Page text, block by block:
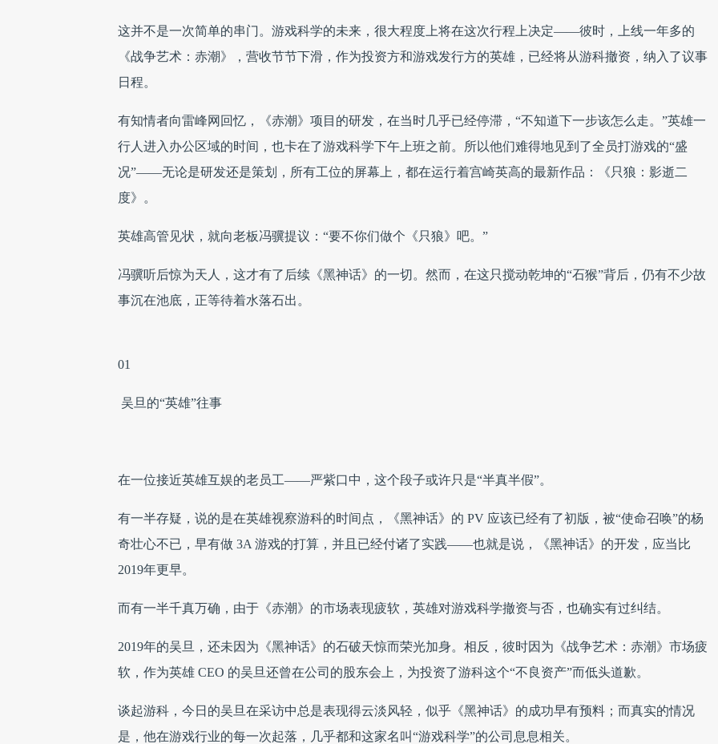
这并不是一次简单的串门。游戏科学的未来，很大程度上将在这次行程上决定——彼时，上线一年多的
《战争艺术：赤潮》，营收节节下滑，作为投资方和游戏发行方的英雄，已经将从游科撤资，纳入了议事
日程。
有知情者向雷峰网回忆，《赤潮》项目的研发，在当时几乎已经停滞，“不知道下一步该怎么走。”英雄一
行人进入办公区域的时间，也卡在了游戏科学下午上班之前。所以他们难得地见到了全员打游戏的“盛
况”——无论是研发还是策划，所有工位的屏幕上，都在运行着宫崎英高的最新作品：《只狼：影逝二
度》。
英雄高管见状，就向老板冯骥提议：“要不你们做个《只狼》吧。”
冯骥听后惊为天人，这才有了后续《黑神话》的一切。然而，在这只搅动乾坤的“石猴”背后，仍有不少故
事沉在池底，正等待着水落石出。
01
吴旦的“英雄”往事
在一位接近英雄互娱的老员工——严紫口中，这个段子或许只是“半真半假”。
有一半存疑，说的是在英雄视察游科的时间点，《黑神话》的 PV 应该已经有了初版，被“使命召唤”的杨
奇壮心不已，早有做 3A 游戏的打算，并且已经付诸了实践——也就是说，《黑神话》的开发，应当比
2019年更早。
而有一半千真万确，由于《赤潮》的市场表现疲软，英雄对游戏科学撤资与否，也确实有过纠结。
2019年的吴旦，还未因为《黑神话》的石破天惊而荣光加身。相反，彼时因为《战争艺术：赤潮》市场疲
软，作为英雄 CEO 的吴旦还曾在公司的股东会上，为投资了游科这个“不良资产”而低头道歉。
谈起游科，今日的吴旦在采访中总是表现得云淡风轻，似乎《黑神话》的成功早有预料；而真实的情况
是，他在游戏行业的每一次起落，几乎都和这家名叫“游戏科学”的公司息息相关。